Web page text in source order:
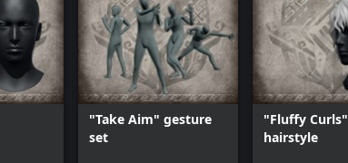
"Take Aim" gesture
set
"Fluffy Curls"
hairstyle